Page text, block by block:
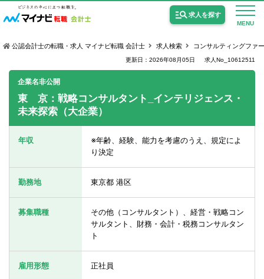
MENU
求人を探す
監査法人の求人
USCPA（米国公認会計士）の求人
女性会計士の転職
公認会計士の転職・求人 マイナビ転職 会計士 求人検索 コンサルティングファ
更新日：2026年08月05日 求人No_10612511
企業名非公開
東 京：戦略コンサルタント_インテリジェンス・
未来探索（大企業）
年収
※年齢、経験、能力を考慮のうえ、規定によ
り決定
勤務地 東京都 港区
募集職種
その他（コンサルタント）、経営・戦略コン
サルタント、財務・会計・税務コンサルタン
ト
雇用形態 正社員